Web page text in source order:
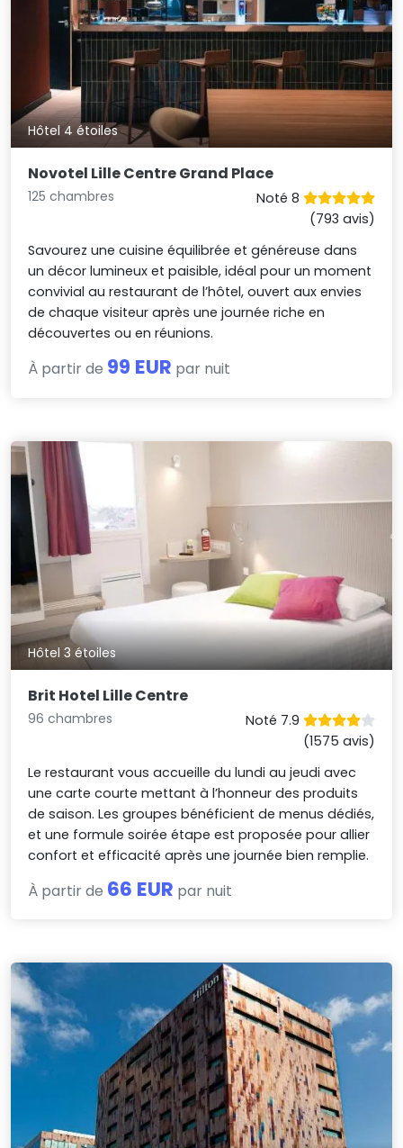
Hôtel 4 étoiles
Novotel Lille Centre Grand Place
125 chambres
Noté 8
(793 avis)
Savourez une cuisine équilibrée et généreuse dans
un décor lumineux et paisible, idéal pour un moment
convivial au restaurant de l’hôtel, ouvert aux envies
de chaque visiteur après une journée riche en
découvertes ou en réunions.
À partir de 99 EUR par nuit
Hôtel 3 étoiles
Brit Hotel Lille Centre
96 chambres
Noté 7.9
(1575 avis)
Le restaurant vous accueille du lundi au jeudi avec
une carte courte mettant à l’honneur des produits
de saison. Les groupes bénéficient de menus dédiés,
et une formule soirée étape est proposée pour allier
confort et efficacité après une journée bien remplie.
À partir de 66 EUR par nuit